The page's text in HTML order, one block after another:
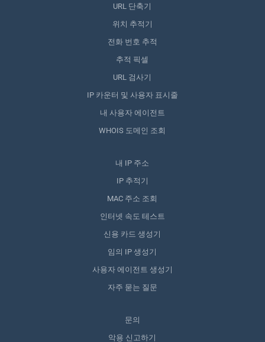
URL 단축기
위치 추적기
전화 번호 추적
추적 픽셀
URL 검사기
IP 카운터 및 사용자 표시줄
내 사용자 에이전트
WHOIS 도메인 조회
내 IP 주소
IP 추적기
MAC 주소 조회
인터넷 속도 테스트
신용 카드 생성기
임의 IP 생성기
사용자 에이전트 생성기
자주 묻는 질문
문의
악용 신고하기